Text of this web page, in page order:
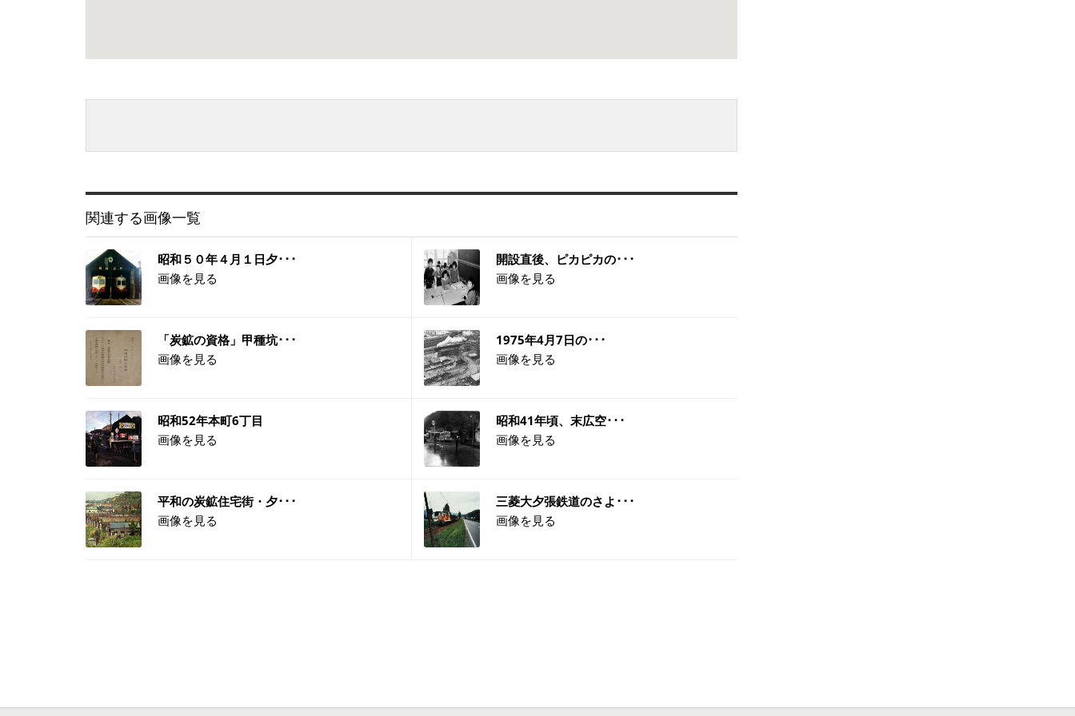
関連する画像一覧
昭和５０年４月１日夕･･･
画像を見る
開設直後、ピカピカの･･･
画像を見る
「炭鉱の資格」甲種坑･･･
画像を見る
1975年4月7日の･･･
画像を見る
昭和52年本町6丁目
画像を見る
昭和41年頃、末広空･･･
画像を見る
平和の炭鉱住宅街・夕･･･
画像を見る
三菱大夕張鉄道のさよ･･･
画像を見る